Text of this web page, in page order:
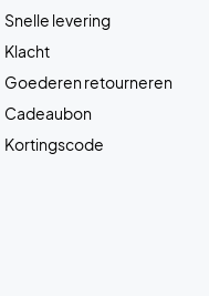
Snelle levering
Klacht
Goederen retourneren
Cadeaubon
Kortingscode